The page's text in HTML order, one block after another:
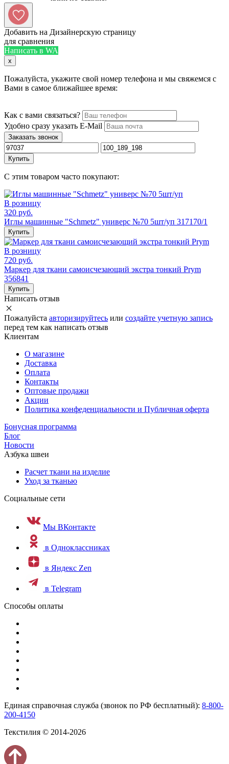
Добавить на Дизайнерскую страницу
для сравнения
Написать в WA
x
Пожалуйста, укажите свой номер телефона и мы свяжемся с
Вами в самое ближайшее время:
Как с вами связаться?
Удобно сразу указать E-Mail
Заказать звонок
Купить
С этим товаром часто покупают:
В розницу
320 руб.
Иглы машинные "Schmetz" универс №70 5шт/уп 317170/1
Купить
В розницу
720 руб.
Маркер для ткани самоисчезающий экстра тонкий Prym
356841
Купить
Написать отзыв
Пожалуйста авторизируйтесь или создайте учетную запись
перед тем как написать отзыв
Клиентам
О магазине
Доставка
Оплата
Контакты
Оптовые продажи
Акции
Политика конфеденциальности и Публичная оферта
Бонусная программа
Блог
Новости
Азбука швеи
Расчет ткани на изделие
Уход за тканью
Социальные сети
Мы ВКонтакте
в Одноклассниках
в Яндекс Zen
в Telegram
Способы оплаты
Единая справочная служба (звонок по РФ бесплатный): 8-800-
200-4150
Текстилия © 2014-2026